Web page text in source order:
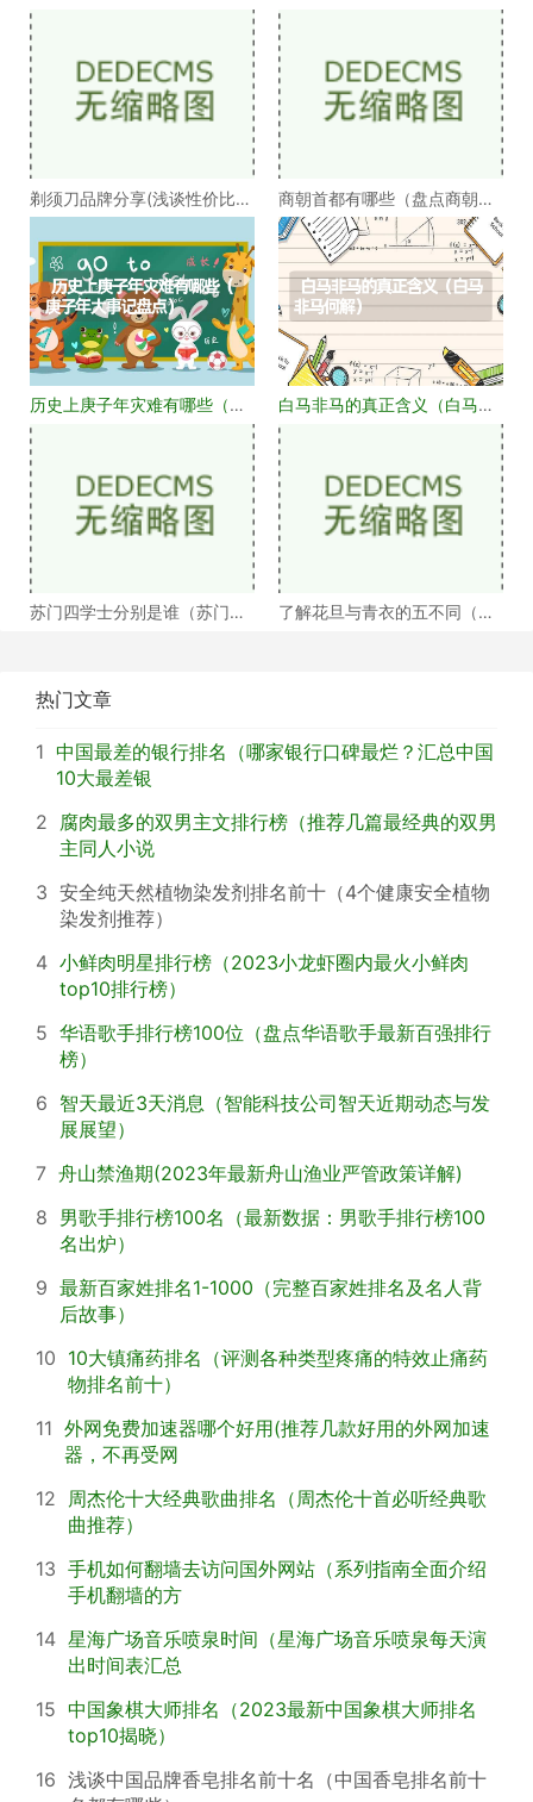
烟阁二十四功臣排
沃为何不被承认）
剃须刀品牌分享(浅谈性价比高
的剃须刀品牌）
商朝首都有哪些（盘点商朝的
十几个首都）
历史上庚子年灾难有哪些（庚
子年大事记盘点）
白马非马的真正含义（白马非
马何解）
苏门四学士分别是谁（苏门四
了解花旦与青衣的五不同（浅
热门文章
1 中国最差的银行排名（哪家银行口碑最烂？汇总中国
10大最差银
2
腐肉最多的双男主文排行榜（推荐几篇最经典的双男
主同人小说
3 安全纯天然植物染发剂排名前十（4个健康安全植物
染发剂推荐）
4 小鲜肉明星排行榜（2023小龙虾圈内最火小鲜肉
top10排行榜）
5 华语歌手排行榜100位（盘点华语歌手最新百强排行
榜）
6 智天最近3天消息（智能科技公司智天近期动态与发
展展望）
7 舟山禁渔期(2023年最新舟山渔业严管政策详解)
8 男歌手排行榜100名（最新数据：男歌手排行榜100
名出炉）
9 最新百家姓排名1-1000（完整百家姓排名及名人背
后故事）
10 10大镇痛药排名（评测各种类型疼痛的特效止痛药
物排名前十）
11 外网免费加速器哪个好用(推荐几款好用的外网加速
器，不再受网
12
周杰伦十大经典歌曲排名（周杰伦十首必听经典歌
曲推荐）
13 手机如何翻墙去访问国外网站（系列指南全面介绍
手机翻墙的方
14 星海广场音乐喷泉时间（星海广场音乐喷泉每天演
出时间表汇总
15 中国象棋大师排名（2023最新中国象棋大师排名
top10揭晓）
16 浅谈中国品牌香皂排名前十名（中国香皂排名前十